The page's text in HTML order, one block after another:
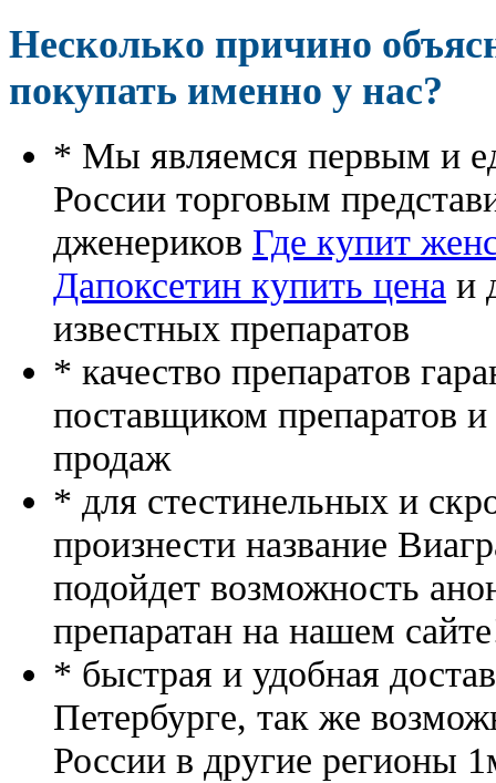
Несколько причино
покупать именно у нас?
* Мы являемся первым и
России торговым
дженериков Где купит
Дапоксетин купить цена и
известных препаратов
* качество препаратов
поставщиком препаратов
продаж
* для стестинельных и
произнести название
подойдет возможность
препаратан на нашем
* быстрая и удобная
Петербурге, так же
России в другие регионы